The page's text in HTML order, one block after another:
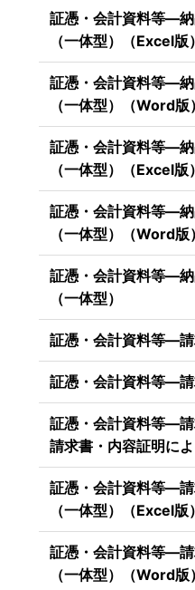
証憑・会計資料等―
（一体型）（Excel版）
証憑・会計資料等―
（一体型）（Word版）
証憑・会計資料等―
（一体型）（Excel版）
証憑・会計資料等―
（一体型）（Word版）
証憑・会計資料等―
（一体型）
証憑・会計資料等―請
証憑・会計資料等―請
証憑・会計資料等―
請求書・内容証明に
証憑・会計資料等―
（一体型）（Excel版）
証憑・会計資料等―
（一体型）（Word版）